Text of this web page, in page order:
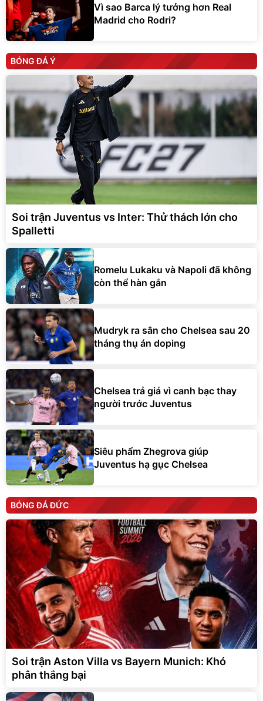
Vì sao Barca lý tưởng hơn Real
Madrid cho Rodri?
BÓNG ĐÁ Ý
Soi trận Juventus vs Inter: Thử thách lớn cho
Spalletti
Romelu Lukaku và Napoli đã không
còn thể hàn gắn
Mudryk ra sân cho Chelsea sau 20
tháng thụ án doping
Chelsea trả giá vì canh bạc thay
người trước Juventus
Siêu phẩm Zhegrova giúp
Juventus hạ gục Chelsea
BÓNG ĐÁ ĐỨC
Soi trận Aston Villa vs Bayern Munich: Khó
phân thắng bại